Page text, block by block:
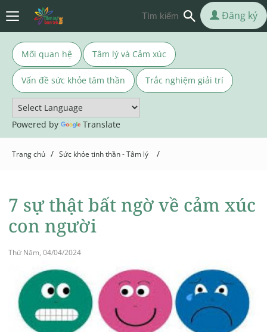
Mối quan hệ Tâm lý và Cảm xúc
Vấn đề sức khỏe tâm thần Trắc nghiệm giải trí
Powered by Translate
Đăng ký
Trang chủ / Sức khỏe tinh thần - Tâm lý /
7 sự thật bất ngờ về cảm xúc
con người
Thứ Năm, 04/04/2024